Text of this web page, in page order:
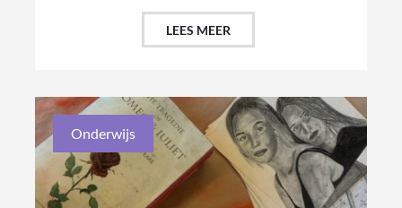
LEES MEER
Onderwijs